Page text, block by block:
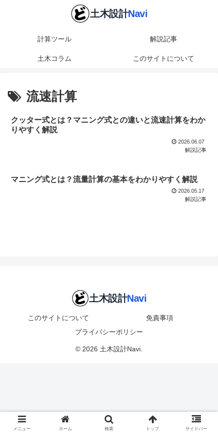
計算ツール 解説記事
土木コラム このサイトについて
流速計算
クッター式とは？マニング式との違いと流速計算をわか
りやすく解説
2026.06.07
解説記事
マニング式とは？流量計算の基本をわかりやすく解説
2026.05.17
解説記事
このサイトについて
免責事項
プライバシーポリシー
© 2026 土木設計Navi.
メニュー ホーム 検索 トップ サイドバー